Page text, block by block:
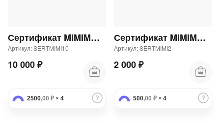
Сертификат MIMIMODA 10000 р.
Артикул: SERTMIMI10
10 000 ₽
2500,00 ₽ × 4
Сертификат MIMIMODA 2000 р.
Артикул: SERTMIMI2
2 000 ₽
500,00 ₽ × 4